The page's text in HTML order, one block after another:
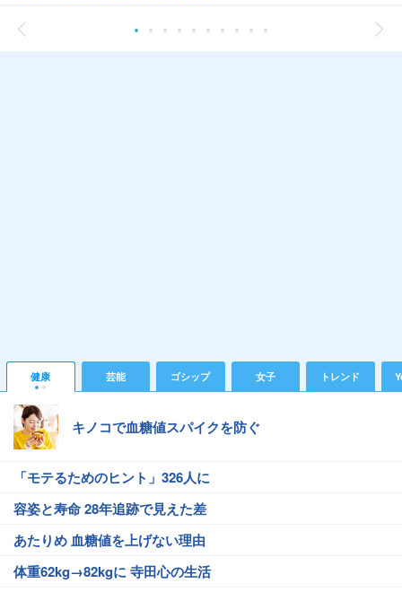
健康 芸能 ゴシップ 女子 トレンド
キノコで血糖値スパイクを防ぐ
「モテるためのヒント」326人に
容姿と寿命 28年追跡で見えた差
あたりめ 血糖値を上げない理由
体重62kg→82kgに 寺田心の生活